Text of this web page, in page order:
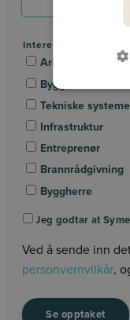
Interesseområde/
Arkitektur
Byggeteknikk
Tekniske
Infrastruktur
Entreprenør
Brannrådgivning
Byggherre
Jeg godtar at
Ved å sende inn
personvernvilkår,